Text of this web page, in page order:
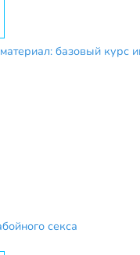
базовый курс
секса